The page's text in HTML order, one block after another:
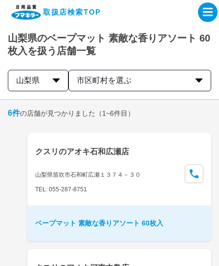
取扱店検索TOP
企業・IR情報サイト
製品情報サイト
取扱店検索はこちら
山梨県のベープマット 素敵な香りアソート 60
枚入を扱う店舗一覧
山梨県 市区町村を選ぶ
6件の店舗が見つかりました （1~6件目）
クスリのアオキ石和広瀬店
山梨県笛吹市石和町広瀬１３７４－３０
TEL: 055-287-8751
ベープマット 素敵な香りアソート 60枚入